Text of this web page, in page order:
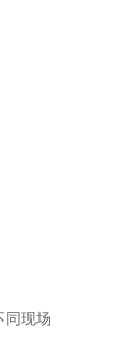
同现场